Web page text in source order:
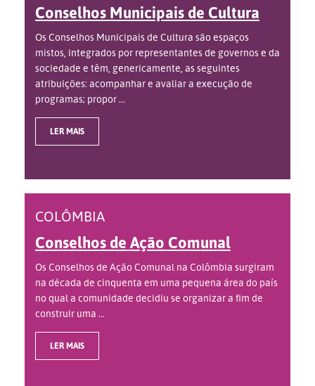
Conselhos Municipais de Cultura
Os Conselhos Municipais de Cultura são espaços
mistos, integrados por representantes de governos e da
sociedade e têm, genericamente, as seguintes
atribuições: acompanhar e avaliar a execução de
programas; propor ...
LER MAIS
COLÔMBIA
Conselhos de Ação Comunal
Os Conselhos de Ação Comunal na Colômbia surgiram
na década de cinquenta em uma pequena área do país
no qual a comunidade decidiu se organizar a fim de
construir uma ...
LER MAIS